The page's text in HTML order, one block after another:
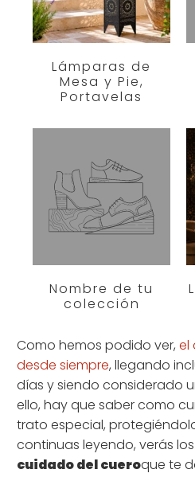
Lámparas de
Mesa y Pie,
Portavelas
Nombre de tu
colección
Como hemos podido ver, el
desde siempre, llegando
días y siendo considerado
ello, hay que saber como
trato especial,
continuas leyendo, verás los
cuidado del cueroque te